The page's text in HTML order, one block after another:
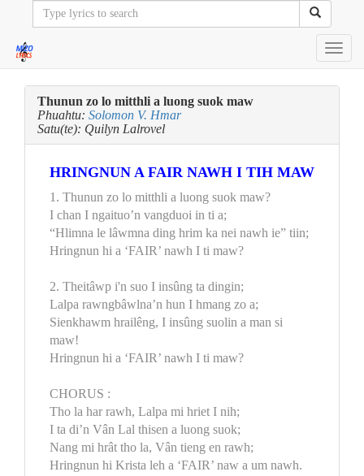
Thunun zo lo mitthli a luong suok maw
Phuahtu: Solomon V. Hmar
Satu(te): Quilyn Lalrovel
HRINGNUN A FAIR NAWH I TIH MAW
1. Thunun zo lo mitthli a luong suok maw?
I chan I ngaituo’n vangduoi in ti a;
“Hlimna le lâwmna ding hrim ka nei nawh ie” tiin;
Hringnun hi a ‘FAIR’ nawh I ti maw?
2. Theitâwp i'n suo I insûng ta dingin;
Lalpa rawngbâwlna’n hun I hmang zo a;
Sienkhawm hrailêng, I insûng suolin a man si
maw!
Hringnun hi a ‘FAIR’ nawh I ti maw?
CHORUS :
Tho la har rawh, Lalpa mi hriet I nih;
I ta di’n Vân Lal thisen a luong suok;
Nang mi hrât tho la, Vân tieng en rawh;
Hringnun hi Krista leh a ‘FAIR’ naw a um nawh.